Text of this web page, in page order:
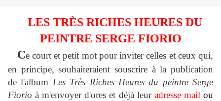
LES TRÈS RICHES HEURES DU
PEINTRE SERGE FIORIO
Ce court et petit mot pour inviter celles et ceux qui,
en principe, souhaiteraient souscrire à la publication
de l'album Les Très Riches Heures du peintre Serge
Fiorioà m'envoyer d'ores et déjà leur adresse mailou